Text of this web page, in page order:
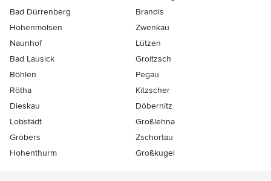
Bad Dürrenberg
Brandis
Hohenmölsen
Zwenkau
Naunhof
Lützen
Bad Lausick
Groitzsch
Böhlen
Pegau
Rötha
Kitzscher
Dieskau
Döbernitz
Lobstädt
Großlehna
Gröbers
Zschortau
Hohenthurm
Großkugel